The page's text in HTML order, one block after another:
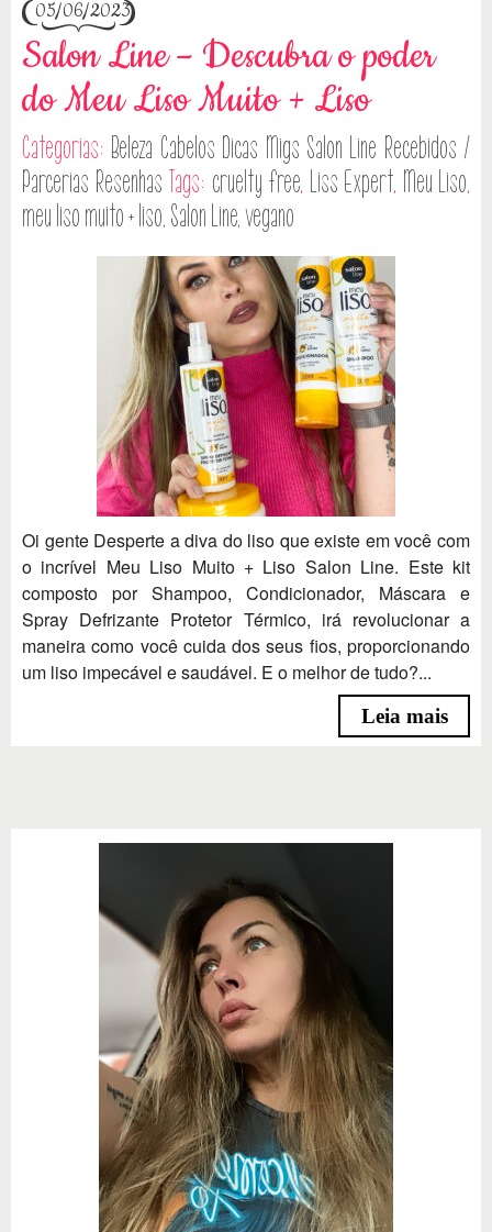
05/06/2023
Salon Line – Descubra o poder
do Meu Liso Muito + Liso
Categorias: Beleza Cabelos Dicas Migs Salon Line Recebidos /
Parcerias Resenhas Tags: cruelty free, Liss Expert, Meu Liso,
meu liso muito + liso, Salon Line,vegano
Oi gente Desperte a diva do liso que existe em você com
o incrível Meu Liso Muito + Liso Salon Line. Este kit
composto por Shampoo, Condicionador, Máscara e
Spray Defrizante Protetor Térmico, irá revolucionar a
maneira como você cuida dos seus fios, proporcionando
um liso impecável e saudável. E o melhor de tudo?...
Leia mais